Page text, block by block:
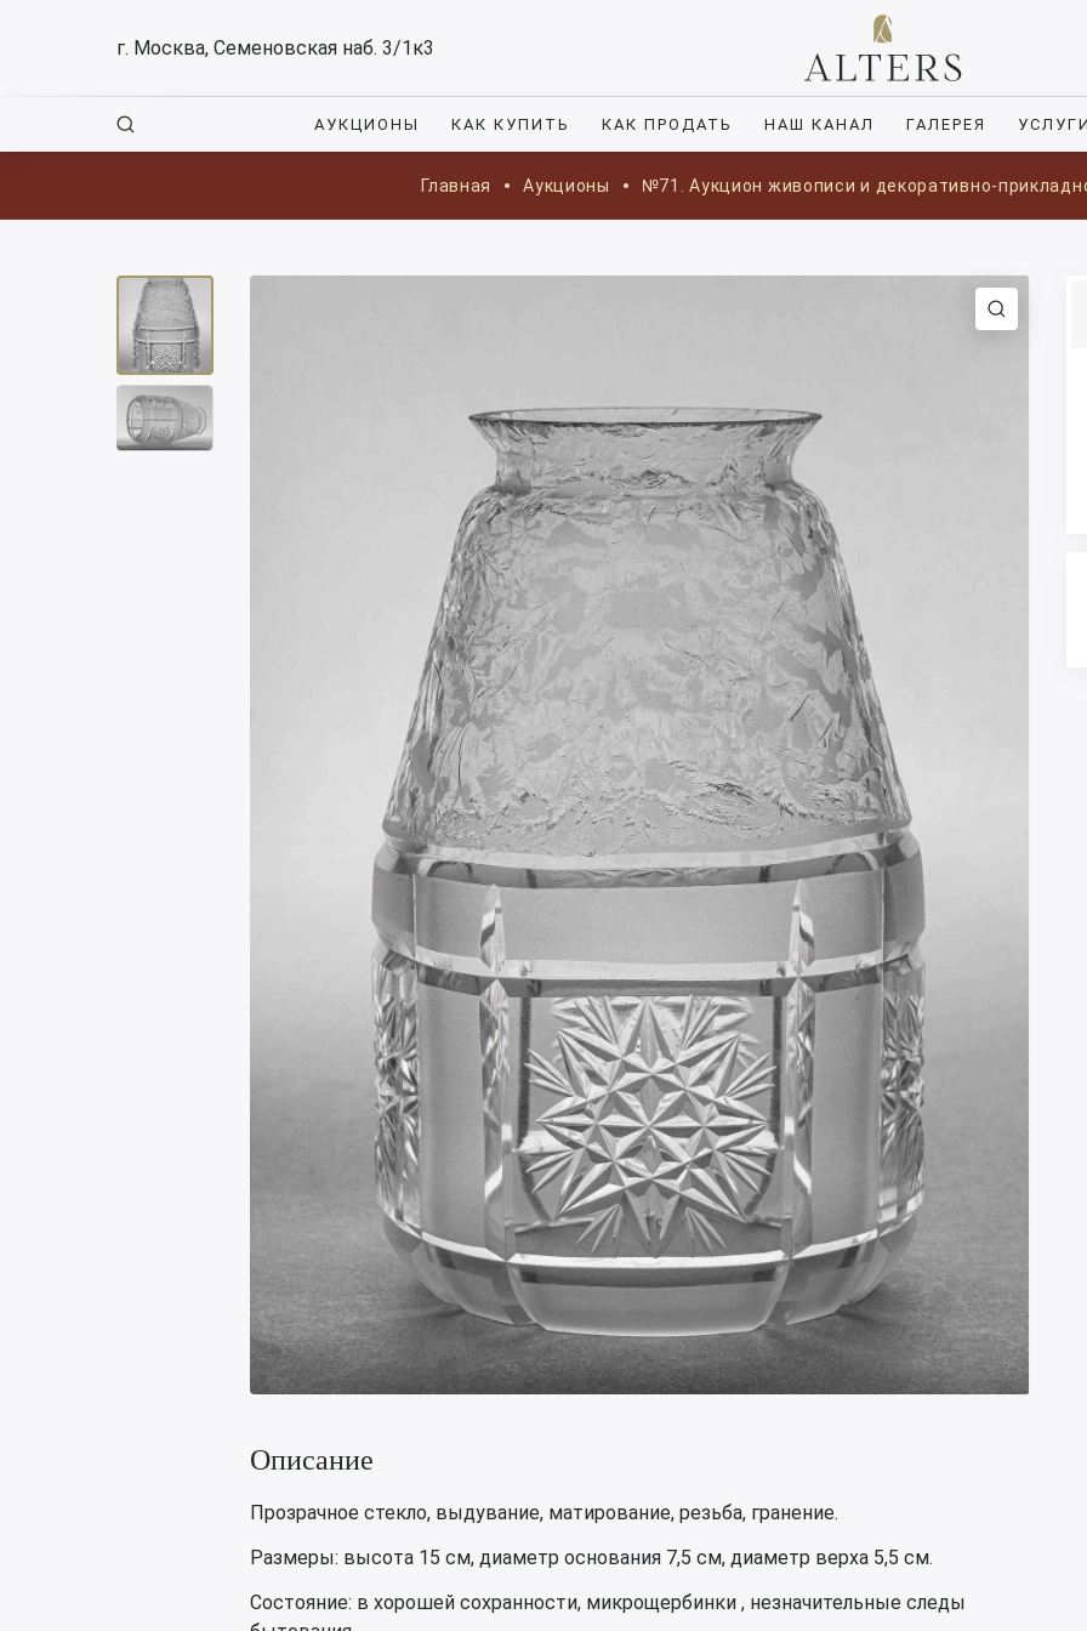
г. Москва, Семеновская наб. 3/1к3
АУКЦИОНЫ КАК КУПИТЬ КАК ПРОДАТЬ НАШ КАНАЛ ГАЛЕРЕЯ
Главная Аукционы №71. Аукцион живописи и декоративно-
Описание
Прозрачное стекло, выдувание, матирование, резьба, гранение.
Размеры: высота 15 см, диаметр основания 7,5 см, диаметр верха 5,5 см.
Состояние: в хорошей сохранности, микрощербинки , незначительные следы